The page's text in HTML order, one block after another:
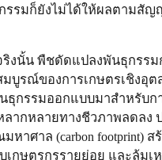
รรมก็ยังไม่ได้ให้ผลตามสัญ
ริงนั้น พืชดัดแปลงพันธุกรร
บูรณ์ของการเกษตรเชิงอุต
กรรมออกแบบมาสำหรับกา
ากหลายทางชีวภาพลดลง
หาศาล (carbon footprint) ส
เกษตรกรรายย่อย และล้มเ